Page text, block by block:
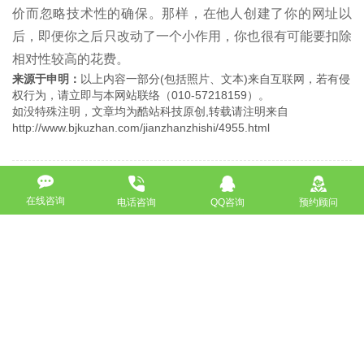
价而忽略技术性的确保。那样，在他人创建了你的网址以
后，即便你之后只改动了一个小作用，你也很有可能要扣除
相对性较高的花费。
来源于申明： 以上内容一部分(包括照片、文本)来自互联网，若有侵
权行为，请立即与本网站联络（010-57218159）。
如没特殊注明，文章均为酷站科技原创,转载请注明来自
http://www.bjkuzhan.com/jianzhanzhishi/4955.html
上一篇：北京网站建设之前不能忽略这些细节？
在线咨询 电话咨询 QQ咨询 预约顾问